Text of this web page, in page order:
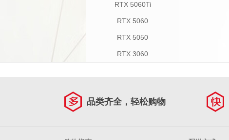
RTX 5060Ti
RTX 5060
RTX 5050
RTX 3060
品类齐全，轻松购物